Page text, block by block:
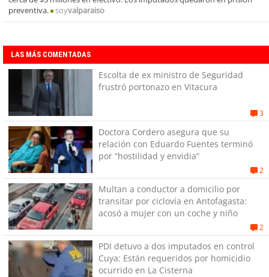
preventiva.
soyvalparaiso
LAS MÁS COMENTADAS
Escolta de ex ministro de Seguridad
frustró portonazo en Vitacura
3
Doctora Cordero asegura que su
relación con Eduardo Fuentes terminó
por “hostilidad y envidia”
2
Multan a conductor a domicilio por
transitar por ciclovía en Antofagasta:
acosó a mujer con un coche y niño
2
PDI detuvo a dos imputados en control
Cuya: Están requeridos por homicidio
ocurrido en La Cisterna